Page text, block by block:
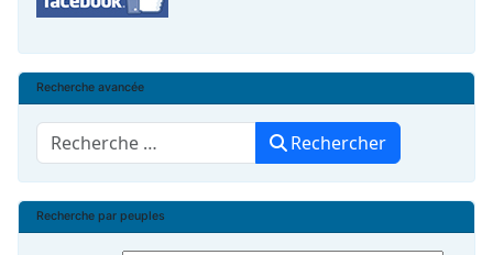
Recherche avancée
Rechercher Rechercher
Recherche par peuples